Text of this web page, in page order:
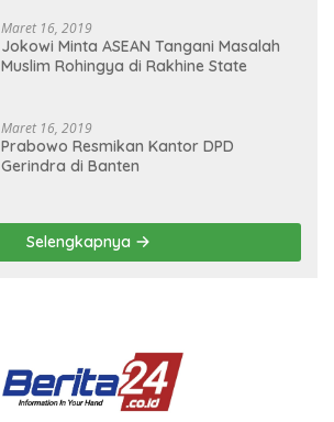
Maret 16, 2019
Jokowi Minta ASEAN Tangani Masalah
Muslim Rohingya di Rakhine State
Maret 16, 2019
Prabowo Resmikan Kantor DPD
Gerindra di Banten
Selengkapnya